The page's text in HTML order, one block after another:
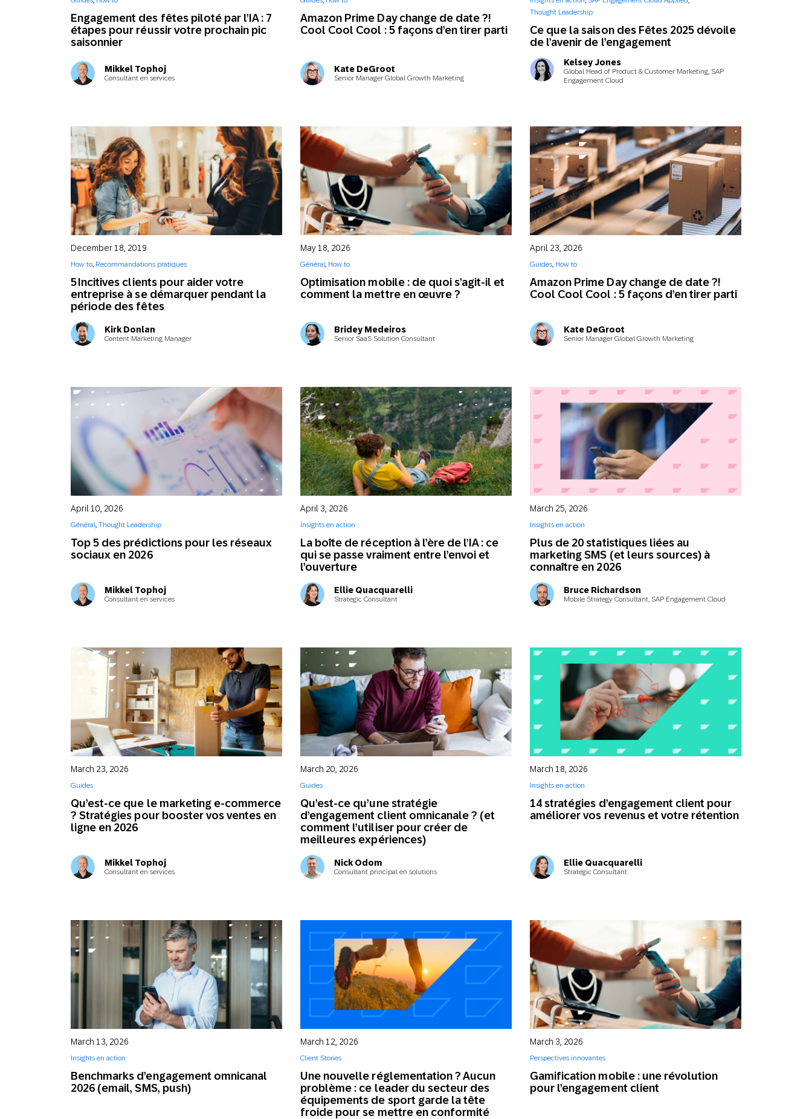
Email Web Digital Ads SMS
Centre
Engagement des fêtes piloté par l’IA : 7
étapes pour réussir votre prochain pic
saisonnier
Mikkel Tophoj
Consultant en services
Amazon Prime Day change de date ?!
Cool Cool Cool : 5 façons d’en tirer parti
Kate DeGroot
Senior Manager Global Growth Marketing
Ce que la saison des Fêtes 2025 dévoile
de l’avenir de l’engagement
Thought Leadership
Kelsey Jones
Global Head of Product & Customer Marketing, SAP
Engagement Cloud
5 Incitives clients pour aider votre
entreprise à se démarquer pendant la
période des fêtes
December 18, 2019
How to, Recommandations pratiques
Kirk Donlan
Content Marketing Manager
Optimisation mobile : de quoi s’agit-il et
comment la mettre en œuvre ?
May 18, 2026
Général, How to
Bridey Medeiros
Senior SaaS Solution Consultant
Amazon Prime Day change de date ?!
Cool Cool Cool : 5 façons d’en tirer parti
April 23, 2026
Guides, How to
Kate DeGroot
Senior Manager Global Growth Marketing
Top 5 des prédictions pour les réseaux
sociaux en 2026
April 10, 2026
Général, Thought Leadership
Mikkel Tophoj
Consultant en services
La boîte de réception à l’ère de l’IA : ce
qui se passe vraiment entre l’envoi et
l’ouverture
April 3, 2026
Insights en action
Ellie Quacquarelli
Strategic Consultant
Plus de 20 statistiques liées au
marketing SMS (et leurs sources) à
connaître en 2026
March 25, 2026
Insights en action
Bruce Richardson
Mobile Strategy Consultant, SAP Engagement Cloud
Qu’est-ce que le marketing e-commerce
? Stratégies pour booster vos ventes en
ligne en 2026
March 23, 2026
Guides
Mikkel Tophoj
Consultant en services
Qu’est-ce qu’une stratégie
d’engagement client omnicanale ? (et
comment l’utiliser pour créer de
meilleures expériences)
March 20, 2026
Guides
Nick Odom
Consultant principal en solutions
14 stratégies d’engagement client pour
améliorer vos revenus et votre rétention
March 18, 2026
Insights en action
Ellie Quacquarelli
Strategic Consultant
Benchmarks d’engagement omnicanal
2026 (email, SMS, push)
March 13, 2026
Insights en action
Une nouvelle réglementation ? Aucun
problème : ce leader du secteur des
équipements de sport garde la tête
froide pour se mettre en conformité
March 12, 2026
Client Stories
Gamification mobile : une révolution
pour l’engagement client
March 3, 2026
Perspectives innovantes